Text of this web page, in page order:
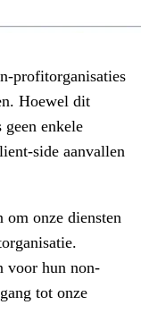
profitorganisaties
Hoewel dit
enkele
side aanvallen
om onze diensten
voor hun non-
tot onze